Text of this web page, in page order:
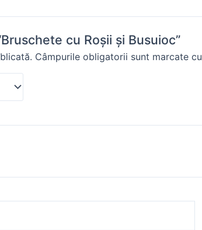
cu Roșii și Busuioc”
Câmpurile obligatorii sunt marcate cu